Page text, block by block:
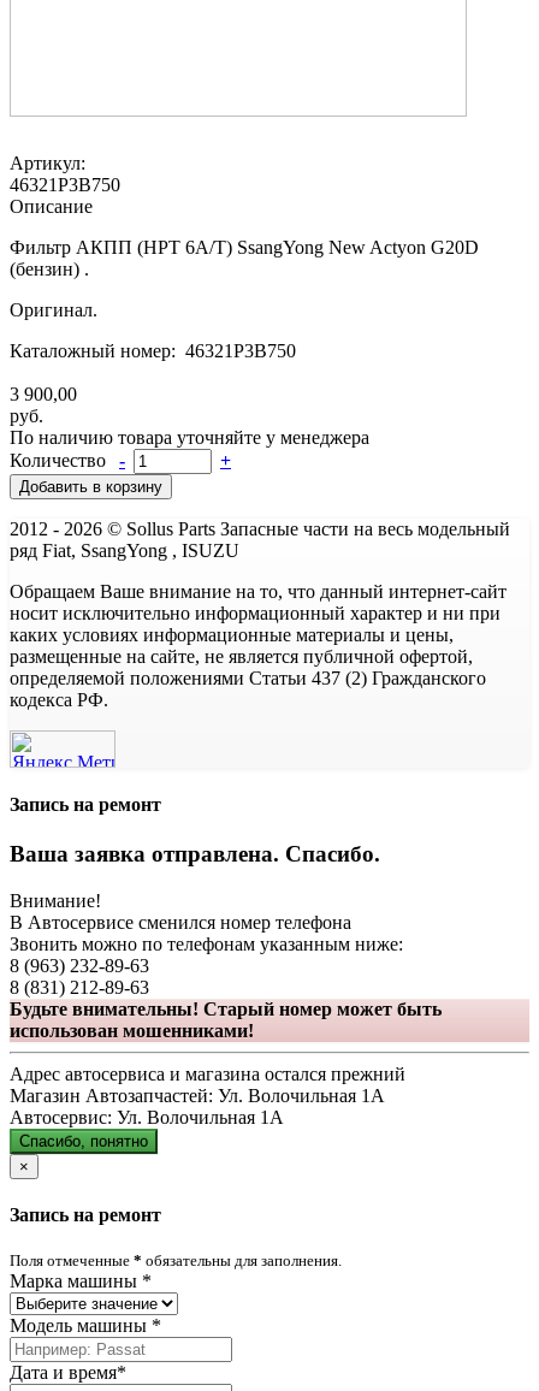
Артикул:
46321P3B750
Описание
Фильтр АКПП (HPT 6A/T) SsangYong New Actyon G20D
(бензин) .
Оригинал.
Каталожный номер: 46321P3B750
3 900,00
руб.
По наличию товара уточняйте у менеджера
Количество
- +
2012 - 2026 © Sollus Parts Запасные части на весь модельный
ряд Fiat, SsangYong , ISUZU
Обращаем Ваше внимание на то, что данный интернет-сайт
носит исключительно информационный характер и ни при
каких условиях информационные материалы и цены,
размещенные на сайте, не является публичной офертой,
определяемой положениями Статьи 437 (2) Гражданского
кодекса РФ.
Запись на ремонт
Ваша заявка отправлена. Спасибо.
Внимание!
В Автосервисе сменился номер телефона
Звонить можно по телефонам указанным ниже:
8 (963) 232-89-63
8 (831) 212-89-63
Будьте внимательны! Старый номер может быть
использован мошенниками!
Адрес автосервиса и магазина остался прежний
Магазин Автозапчастей: Ул. Волочильная 1А
Автосервис: Ул. Волочильная 1А
Спасибо, понятно
×
Запись на ремонт
Поля отмеченные * обязательны для заполнения.
Марка машины *
Модель машины *
Дата и время*